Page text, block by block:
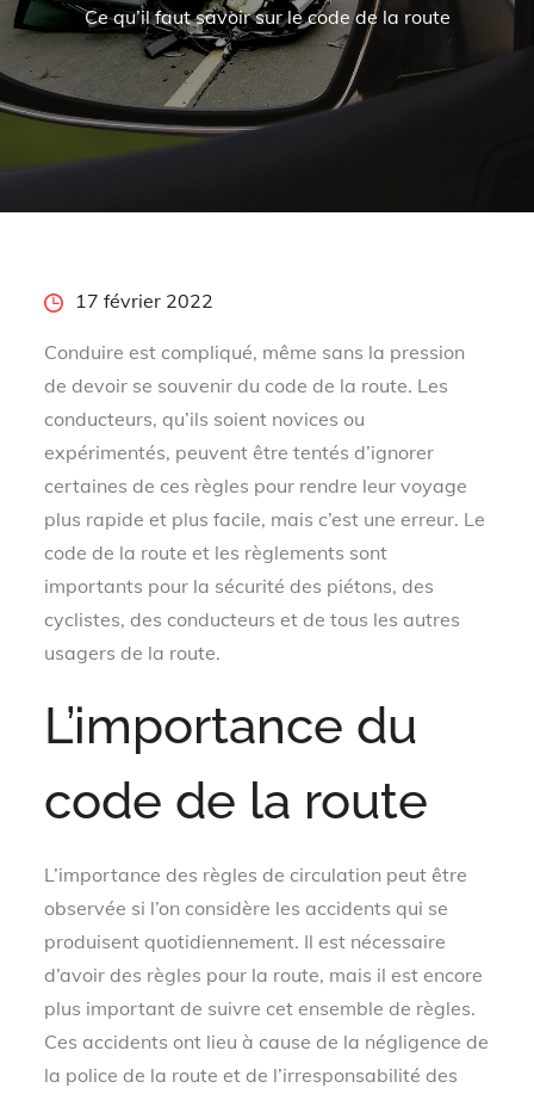
Ce qu’il faut savoir sur le code de la route
Posted17 février 2022
Conduire est compliqué, même sans la pression
de devoir se souvenir du code de la route. Les
conducteurs, qu’ils soient novices ou
expérimentés, peuvent être tentés d’ignorer
certaines de ces règles pour rendre leur voyage
plus rapide et plus facile, mais c’est une erreur. Le
code de la route et les règlements sont
importants pour la sécurité des piétons, des
cyclistes, des conducteurs et de tous les autres
usagers de la route.
L’importance du
code de la route
L’importance des règles de circulation peut être
observée si l’on considère les accidents qui se
produisent quotidiennement. Il est nécessaire
d’avoir des règles pour la route, mais il est encore
plus important de suivre cet ensemble de règles.
Ces accidents ont lieu à cause de la négligence de
la police de la route et de l’irresponsabilité des